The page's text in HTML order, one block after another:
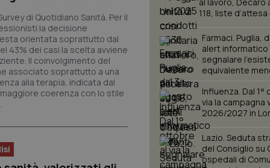
di Quotidiano Sanità. Per il
la decisione
orientata soprattutto dal
43% dei casi la scelta avviene
Il coinvolgimento del
associato soprattutto a una
alla terapia, indicata dal
coerenza con lo stile
118, liste
Farmaci. Puglia,
alert
segnalare
equivalente
Influenza. Dal 1°
via la campagna
2026/2027 in
Lazio. Seduta
del Consiglio su
ospedali di
CookieScript
www.quotidianosanita.it
Questo cookie viene utilizzato
Script.com per ricordare le
sui cookie dei visitatori. È
dei cookie di Cookie-Script.com
correttamente.
www.quotidianosanita.it
Questo cookie è impostato
abilitare il sistema di tracking
Questo cookie è impostato
assegnare un identificatore
Questo nome di cookie è
Universal Analytics, che è un
significativo del servizio di
utilizzato da Google. Questo